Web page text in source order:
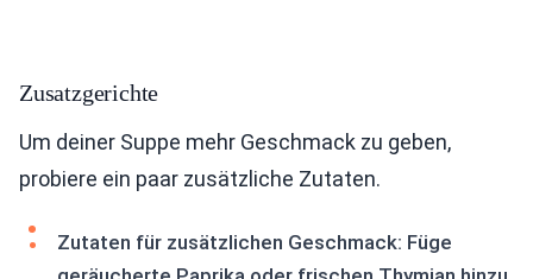
Zusatzgerichte
Um deiner Suppe mehr Geschmack zu geben,
probiere ein paar zusätzliche Zutaten.
Zutaten für zusätzlichen Geschmack: Füge